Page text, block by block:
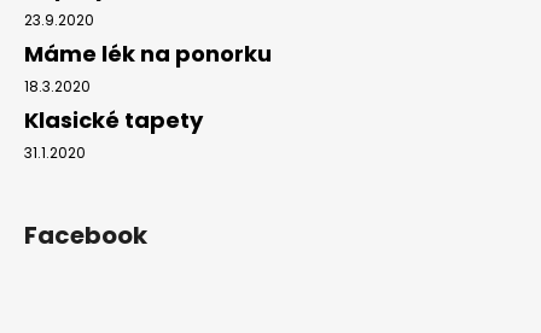
23.9.2020
Máme lék na ponorku
18.3.2020
Klasické tapety
31.1.2020
Facebook